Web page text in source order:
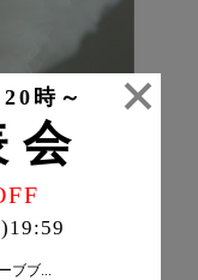
時～
会
ブブ...